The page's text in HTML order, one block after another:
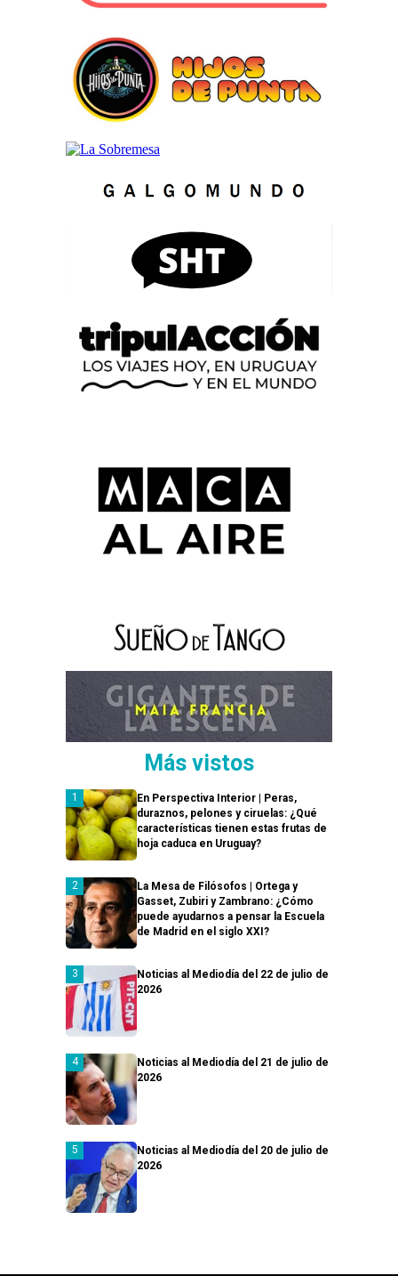
Más vistos
En Perspectiva Interior | Peras,
duraznos, pelones y ciruelas: ¿Qué
características tienen estas frutas de
hoja caduca en Uruguay?
La Mesa de Filósofos | Ortega y
Gasset, Zubiri y Zambrano: ¿Cómo
puede ayudarnos a pensar la Escuela
de Madrid en el siglo XXI?
Noticias al Mediodía del 22 de julio de
2026
Noticias al Mediodía del 21 de julio de
2026
Noticias al Mediodía del 20 de julio de
2026